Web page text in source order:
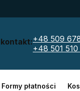
+48 509
+48 501
Formy płatności